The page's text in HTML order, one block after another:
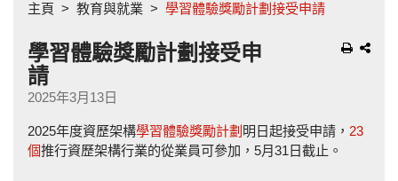
主頁 教育與就業 學習體驗獎勵計劃接受申請
學習體驗獎勵計劃接受申
請
2025年3月13日
2025年度資歷架構學習體驗獎勵計劃 明日起接受申請， 23
個推行資歷架構行業的從業員可參加，5月31日截止。